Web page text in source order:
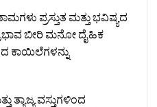
ಪ್ರಸ್ತುತ ಮತ್ತು ಭವಿಷ್ಯದ
ಬೀರಿ ಮನೋ ದೈಹಿಕ
ಕಾಯಿಲೆಗಳನ್ನು
ತ್ಯಾಜ್ಯ ವಸ್ತುಗಳಿಂದ